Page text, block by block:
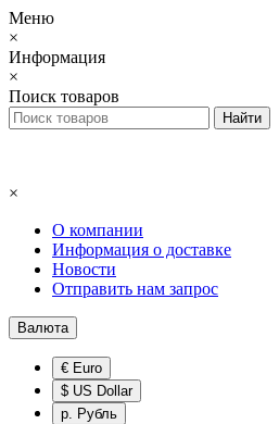
Меню
×
Информация
×
Поиск товаров
×
О компании
Информация о доставке
Новости
Отправить нам запрос
Валюта
€ Euro
$ US Dollar
р. Рубль